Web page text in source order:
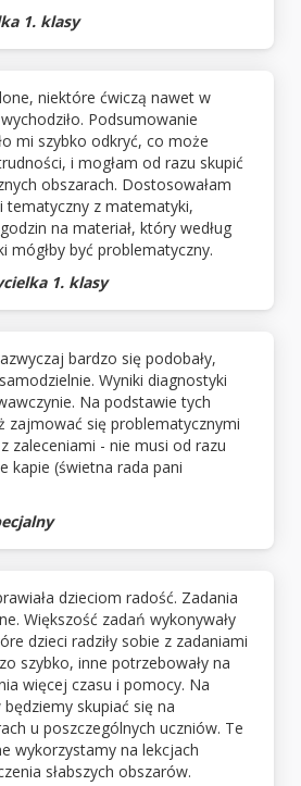
1. klasy
niektóre ćwiczą nawet w
Podsumowanie
mi szybko odkryć, co może
i mogłam od razu skupić
obszarach. Dostosowałam
tematyczny z matematyki,
na materiał, który według
mógłby być problematyczny.
1. klasy
bardzo się podobały,
Wyniki diagnostyki
Na podstawie tych
zajmować się problematycznymi
zaleceniami - nie musi od razu
kapie (świetna rada pani
dzieciom radość. Zadania
Większość zadań wykonywały
dzieci radziły sobie z zadaniami
szybko, inne potrzebowały na
więcej czasu i pomocy. Na
skupiać się na
u poszczególnych uczniów. Te
wykorzystamy na lekcjach
słabszych obszarów.